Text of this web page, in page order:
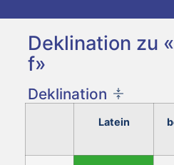
Deklination zu
f»
Deklination
Latein